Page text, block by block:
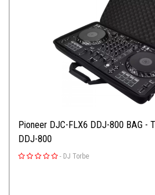
Pioneer DJC-FLX6 DDJ-800 BAG -
DDJ-800
- DJ Torbe